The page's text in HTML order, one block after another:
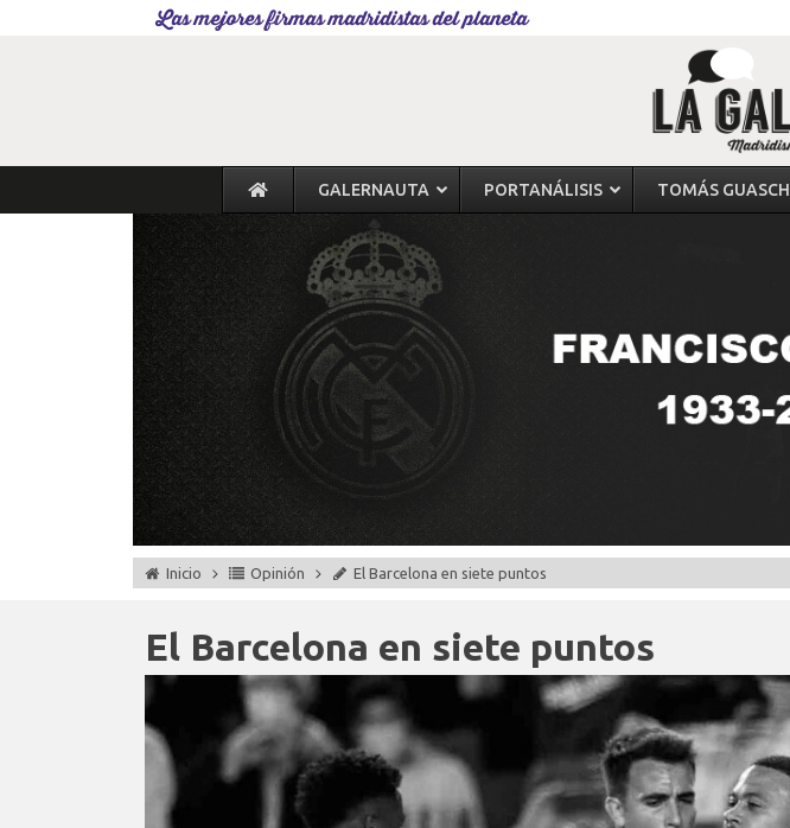
Las mejores firmas madridistas del planeta
GALERNAUTA PORTANÁLISIS TOMÁS GUASCH
Inicio Opinión El Barcelona en siete puntos
El Barcelona en siete puntos